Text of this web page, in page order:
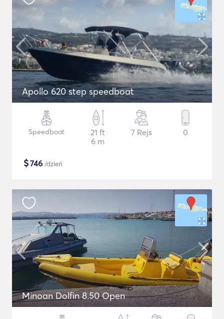
Apollo 620 step speedboat
Speedboat
21 ft
6 m
7 Rejs 0
$746 /dzień
Minoan Dolfin 8.50 Open